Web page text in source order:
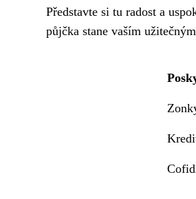
Představte si tu radost a
půjčka stane vaším